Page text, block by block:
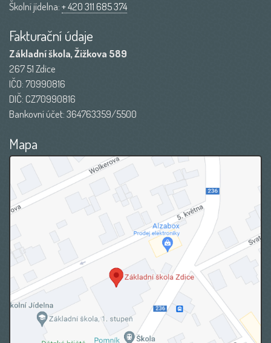
Školní jídelna:+ 420 311 685 374
Fakturační údaje
Základní škola, Žižkova 589
267 51 Zdice
IČO: 70990816
DIČ: CZ70990816
Bankovní účet: 364763359/5500
Mapa